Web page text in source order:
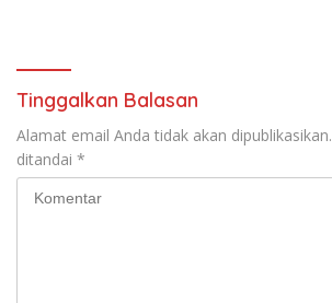
Tinggalkan Balasan
Alamat email Anda tidak akan dipublikasikan.
ditandai *